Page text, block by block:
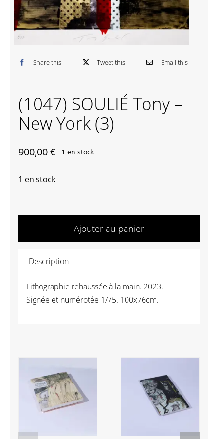
Contactez-nous
Share this Tweet this Email this
(1047) SOULIÉ Tony –
New York (3)
900,00€ 1 en stock
1 en stock
de
New
York
Ajouter au panier
Description
Lithographie rehaussée à la main. 2023.
Signée et numérotée 1/75. 100x76cm.